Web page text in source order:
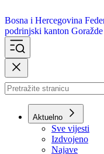
Bosna i Hercegovina
podrinjski kanton Goražde
Aktuelno